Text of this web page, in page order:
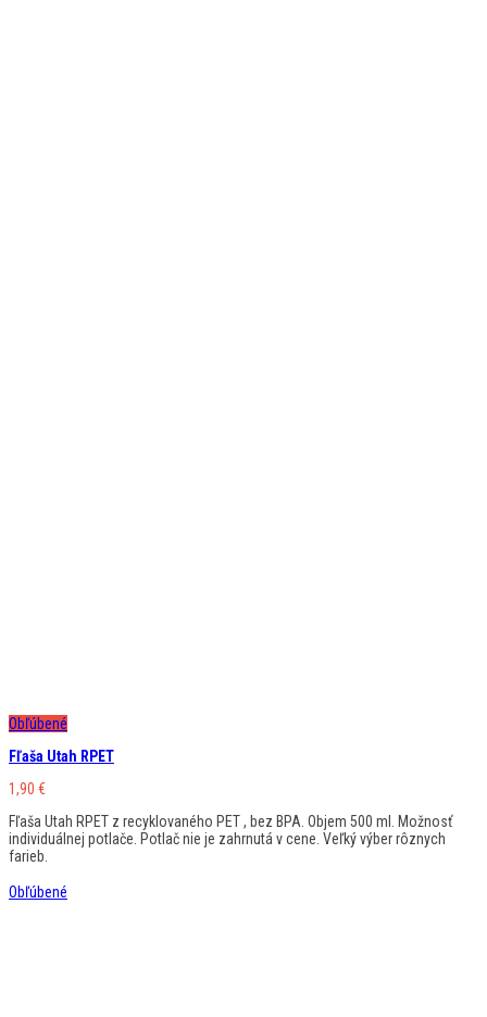
Obľúbené
Fľaša Utah RPET
1,90 €
Fľaša Utah RPET z recyklovaného PET , bez BPA. Objem 500 ml. Možnosť
individuálnej potlače. Potlač nie je zahrnutá v cene. Veľký výber rôznych
farieb.
Obľúbené